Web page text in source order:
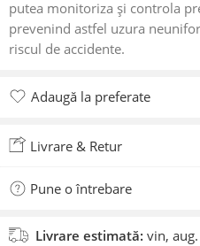
putea monitoriza și controla
prevenind astfel uzura
riscul de accidente.
Adaugă la preferate
Livrare & Retur
Pune o întrebare
Livrare estimată: vin,